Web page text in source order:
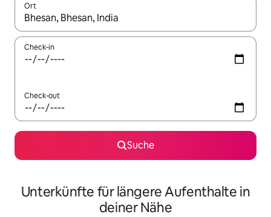
Ort
Wenn Ergebnisse verfügbar sind, navigiere mit den
Check-in
Check-out
Suche
Unterkünfte für längere Aufenthalte in
deiner Nähe